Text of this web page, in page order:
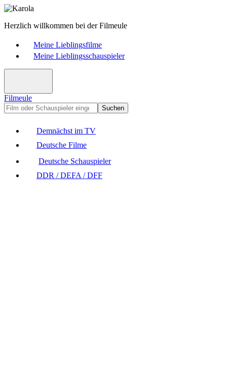
Herzlich willkommen bei der Filmeule
Meine Lieblingsfilme
Meine Lieblingsschauspieler
Filmeule
Suchen
Demnächst im TV
Deutsche Filme
Deutsche Schauspieler
DDR / DEFA / DFF